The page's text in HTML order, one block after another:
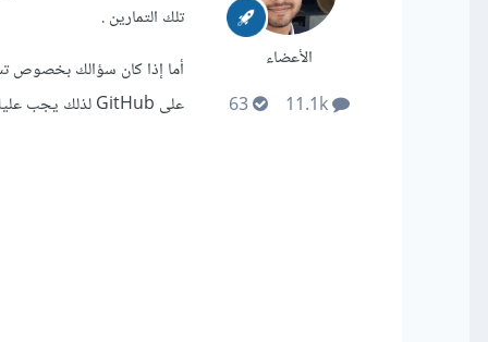
الأعضاء
11.1k
63
تلك التمارين .
أما إذا كان سؤالك بخصوص
على GitHub لذلك يجب عليك رفع المشاريع التي قمت بها للحصول على الشهادة. ويمكنكي قراءة الإجابات التالية